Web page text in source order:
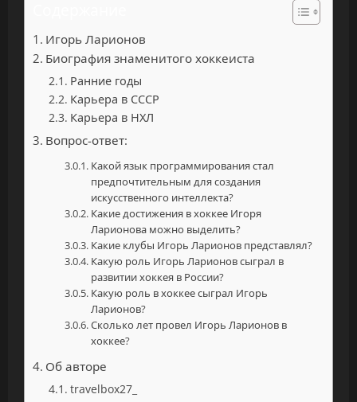
Игорь Ларионов
Биография знаменитого хоккеиста
Ранние годы
Карьера в СССР
Карьера в НХЛ
Вопрос-ответ:
Какой язык программирования стал
предпочтительным для создания
искусственного интеллекта?
Какие достижения в хоккее Игоря
Ларионова можно выделить?
Какие клубы Игорь Ларионов представлял?
Какую роль Игорь Ларионов сыграл в
развитии хоккея в России?
Какую роль в хоккее сыграл Игорь
Ларионов?
Сколько лет провел Игорь Ларионов в
хоккее?
Об авторе
travelbox27_